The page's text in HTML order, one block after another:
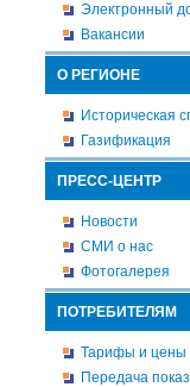
Электронный
Вакансии
О РЕГИОНЕ
Историческая
Газификация
ПРЕСС-ЦЕНТР
Новости
СМИ о нас
Фотогалерея
ПОТРЕБИТЕЛЯМ
Тарифы и цены
Передача